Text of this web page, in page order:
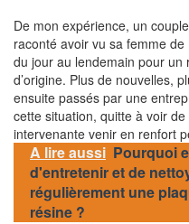
De mon expérience, un
raconté avoir vu sa femme
du jour au lendemain pour
d’origine. Plus de nouvelles,
ensuite passés par une
cette situation, quitte à voir
intervenante venir en renfort
A lire aussi Pourquoi
d'entretenir et de
régulièrement une
résine ?